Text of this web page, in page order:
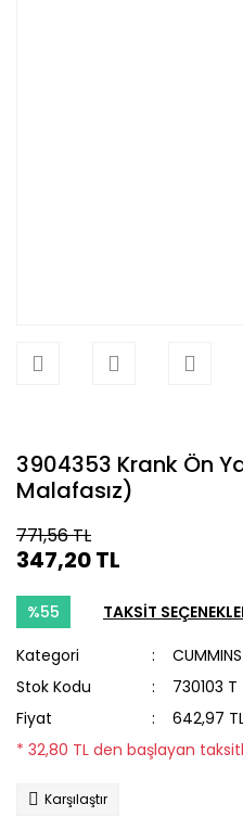
3904353 Krank Ön
Malafasız)
771,56 TL
347,20 TL
%55 TAKSİT
Kategori
CUMMINS
Stok Kodu
730103 T
Fiyat
642,97
* 32,80 TL den başlayan
Karşılaştır